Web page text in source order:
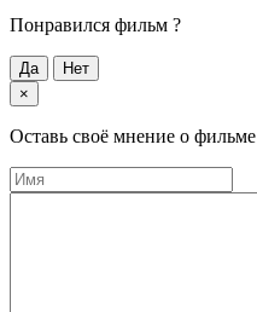
Понравился фильм ?
Да
Нет
×
Оставь своё мнение о фильме